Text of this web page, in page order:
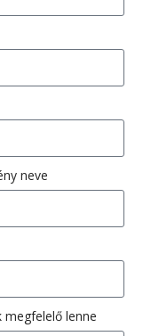
neve
lenne